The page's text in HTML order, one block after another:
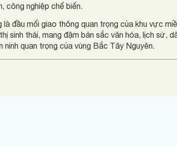
công nghiệp chế biến.
là đầu mối giao thông quan trọng của khu vực
sinh thái, mang đậm bản sắc văn hóa, lịch sử,
ninh quan trọng của vùng Bắc Tây Nguyên.